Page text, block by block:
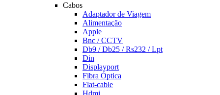
Cabos
Adaptador de Viagem
Alimentação
Apple
Bnc / CCTV
Db9 / Db25 / Rs232 / Lpt
Din
Displayport
Fibra Óptica
Flat-cable
Hdmi